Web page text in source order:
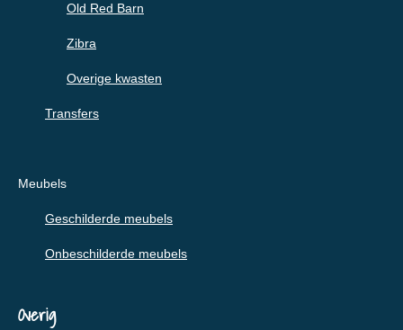
Old Red Barn
Zibra
Overige kwasten
Transfers
Meubels
Geschilderde meubels
Onbeschilderde meubels
Overig